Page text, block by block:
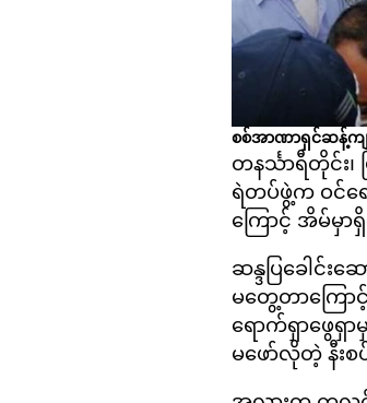
စစ်အာဏာရှင်ဆန့်ကျ
တနင်္သာရီတိုင်
ရဲတပ်ဖွဲ့က ဝင်ရ
ကြောင့် အိမ်မှ
ဆန္ဒပြခေါင်
မတွေ့တာကြေ
ရောက်ရှာဖွေရှ
မဖော်လိုတဲ့ နီး